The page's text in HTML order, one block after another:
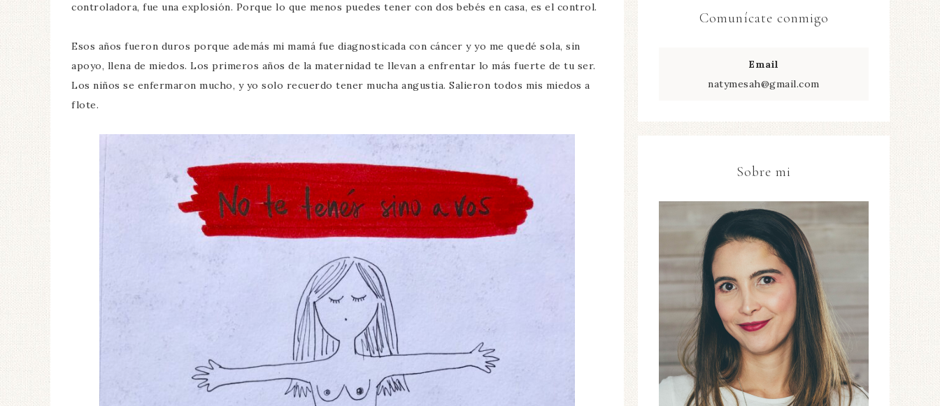
controladora, fue una explosión. Porque lo que menos puedes tener con dos bebés en casa, es el control.
Esos años fueron duros porque además mi mamá fue diagnosticada con cáncer y yo me quedé sola, sin
apoyo, llena de miedos. Los primeros años de la maternidad te llevan a enfrentar lo más fuerte de tu ser.
Los niños se enfermaron mucho, y yo solo recuerdo tener mucha angustia. Salieron todos mis miedos a
flote.
Comunícate conmigo
Email
natymesah@gmail.com
Sobre mi